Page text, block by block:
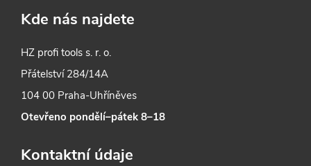
Kde nás najdete
HZ profi tools s. r. o.
Přátelství 284/14A
104 00 Praha-Uhříněves
Otevřeno pondělí–pátek 8–18
Kontaktní údaje